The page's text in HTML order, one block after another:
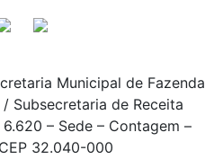
Municipal de Fazenda
Subsecretaria de Receita
– Sede – Contagem –
32.040-000